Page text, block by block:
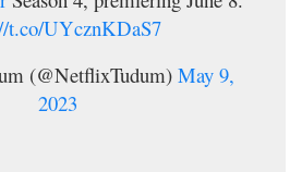
t.co/UYcznKDaS7
(@NetflixTudum) May 9,
2023